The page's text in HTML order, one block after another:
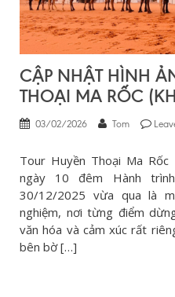
CẬP NHẬT HÌNH
THOẠI MA RỐC
03/02/2026 Tom
Tour Huyền Thoại Ma
ngày 10 đêm Hành
30/12/2025 vừa qua là
nghiệm, nơi từng điểm
văn hóa và cảm xúc rất
bên bờ […]